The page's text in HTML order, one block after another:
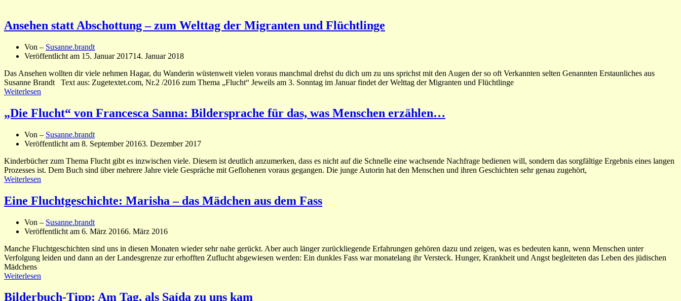
Ansehen statt Abschottung – zum Welttag der Migranten und Flüchtlinge
Von – Susanne.brandt
Veröffentlicht am 15. Januar 201714. Januar 2018
Das Ansehen wollten dir viele nehmen Hagar, du Wanderin wüstenweit vielen voraus manchmal drehst du dich um zu uns sprichst mit den Augen der so oft Verkannten selten Genannten Erstaunliches aus
Susanne Brandt Text aus: Zugetextet.com, Nr.2 /2016 zum Thema „Flucht“ Jeweils am 3. Sonntag im Januar findet der Welttag der Migranten und Flüchtlinge
Weiterlesen
„Die Flucht“ von Francesca Sanna: Bildersprache für das, was Menschen erzählen…
Von – Susanne.brandt
Veröffentlicht am 8. September 20163. Dezember 2017
Kinderbücher zum Thema Flucht gibt es inzwischen viele. Diesem ist deutlich anzumerken, dass es nicht auf die Schnelle eine wachsende Nachfrage bedienen will, sondern das sorgfältige Ergebnis eines langen
Prozesses ist. Dem Buch sind über mehrere Jahre viele Gespräche mit Geflohenen voraus gegangen. Die junge Autorin hat den Menschen und ihren Geschichten sehr genau zugehört,
Weiterlesen
Eine Fluchtgeschichte: Marisha – das Mädchen aus dem Fass
Von – Susanne.brandt
Veröffentlicht am 6. März 20166. März 2016
Manche Fluchtgeschichten sind uns in diesen Monaten wieder sehr nahe gerückt. Aber auch länger zurückliegende Erfahrungen gehören dazu und zeigen, was es bedeuten kann, wenn Menschen unter
Verfolgung leiden und dann an der Landesgrenze zur erhofften Zuflucht abgewiesen werden: Ein dunkles Fass war monatelang ihr Versteck. Hunger, Krankheit und Angst begleiteten das Leben des jüdischen
Mädchens
Weiterlesen
Bilderbuch-Tipp: Am Tag, als Saída zu uns kam